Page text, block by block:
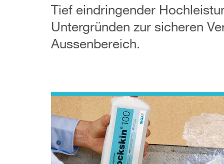
Tief eindringender
Untergründen zur sicheren
Aussenbereich.